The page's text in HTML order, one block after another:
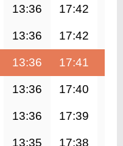
13:36 17:42
13:36 17:42
13:36 17:41
13:36 17:40
13:36 17:39
13:35 17:38